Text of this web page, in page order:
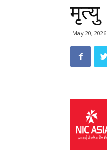
मृत्यु
May 20, 2026